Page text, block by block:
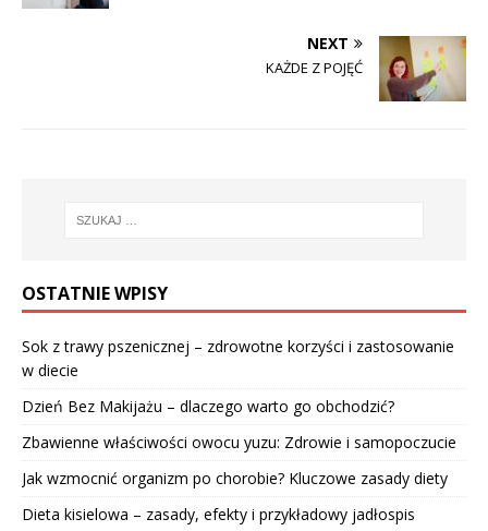
NEXT
KAŻDE Z POJĘĆ
OSTATNIE WPISY
Sok z trawy pszenicznej – zdrowotne korzyści i zastosowanie
w diecie
Dzień Bez Makijażu – dlaczego warto go obchodzić?
Zbawienne właściwości owocu yuzu: Zdrowie i samopoczucie
Jak wzmocnić organizm po chorobie? Kluczowe zasady diety
Dieta kisielowa – zasady, efekty i przykładowy jadłospis